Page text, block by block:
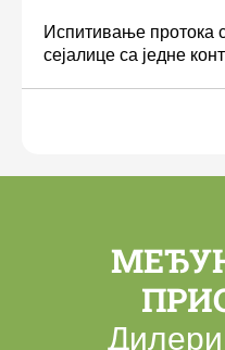
Испитивање протока
сејалице са једне